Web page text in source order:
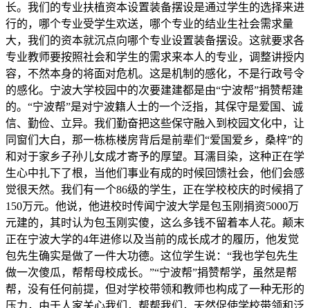
长。我们的专业扶植资本设置装备摆设是通过学生的选择来进
行的，哪个专业受学生欢送，哪个专业的结业生社会需求量
大，我们的资本就沉点向哪个专业设置装备摆设。这就要求各
专业教师要按照社会和学生的需求来本人的专业，调整讲授内
容，不然本身的将面对危机。这是机制的感化，不是行政号令
的感化。宁波大学校园中的次要建建都是由“宁波帮”捐赞帮建
的。“宁波帮”是对宁波籍人士的一个泛指，其保守是爱国、诚
信、勤俭、立异。我们勤奋把这些保守融入到校园文化中，让
同窗们大白，那一栋栋楼房背后是前辈们“爱国爱乡，桑梓”的
和对于家乡子孙儿女成才寄予的厚望。耳濡目染，这种正在学
生心中扎下了根，当他们事业有成的时候回馈社会，他们会感
觉很天然。我们有一个86级的学生，正在学校校庆的时候捐了
150万元。他说，他进校时传闻宁波大学是包玉刚捐资5000万
元建的，其时认为包玉刚实傻，这么多钱不留着本人花。颠末
正在宁波大学的4年进修以及当前的成长成才的履历，他发觉
包先生确实是做了一件大功德。这位学生说：“我也学包先生
做一次傻瓜，帮帮母校成长。”“宁波帮”捐赞帮学，虽然是帮
帮，没有任何前提，但对学校带领和教师也构成了一种无形的
压力，由于人家关心我们，帮帮我们，天然促使学校带领和泛